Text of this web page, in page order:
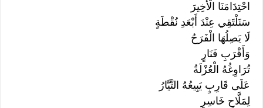
احْتِدَامَنَا الْأَخِيرَ
سَنَلْتَقِي عِنْدَ أَبْعَدِ نُقْطَةٍ
لَا يَصِلُهَا الْفَرَحُ
وَأَقْرَبِ فَنَارٍ
تُرَاوِغُهُ الْعُزْلَةُ
عَلَى قَارِبٍ يَبِيعُهُ التَّيَّارُ
لِمَلَّاحٍ خَاسِرٍ